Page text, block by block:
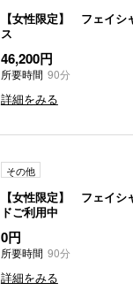
【女性限定】 フェイシ
ス
46,200円
所要時間 90分
詳細をみる
その他
【女性限定】 フェイシ
ドご利用中
0円
所要時間 90分
詳細をみる